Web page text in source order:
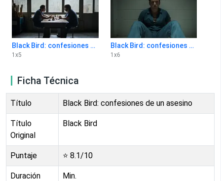
Black Bird: confesiones de un asesino 1x5
1 x5
Black Bird: confesiones de un asesino 1x6
1 x6
Ficha Técnica
Título Black Bird: confesiones de un asesino
Título
Original
Black Bird
Puntaje ⭐ 8.1/10
Duración Min.